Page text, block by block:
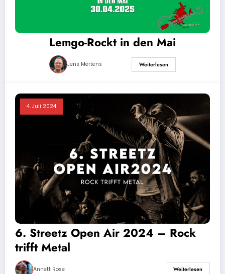
Lemgo-Rockt in den Mai
Jens Mertens Weiterlesen
4. Juli 2024
6. Streetz Open Air 2024 – Rock
trifft Metal
Annett Rose Weiterlesen